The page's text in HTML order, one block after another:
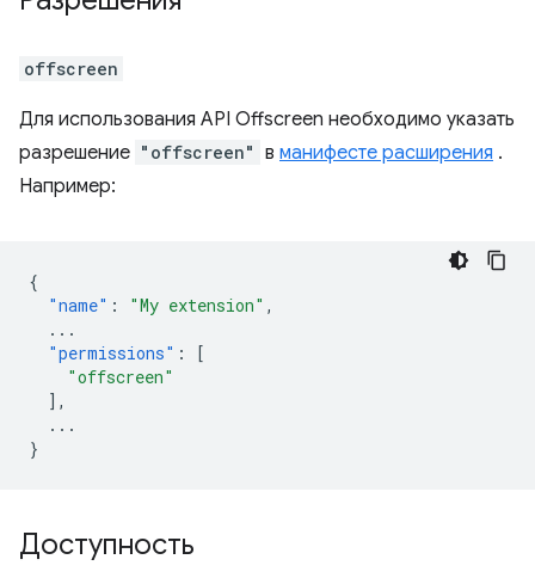
offscreen
Для использования API Offscreen необходимо указать
разрешение "offscreen" в манифесте расширения .
Например:
{
"name" : "My extension" ,
...
"permissions" :
[
"offscreen"
],
...
}
Доступность